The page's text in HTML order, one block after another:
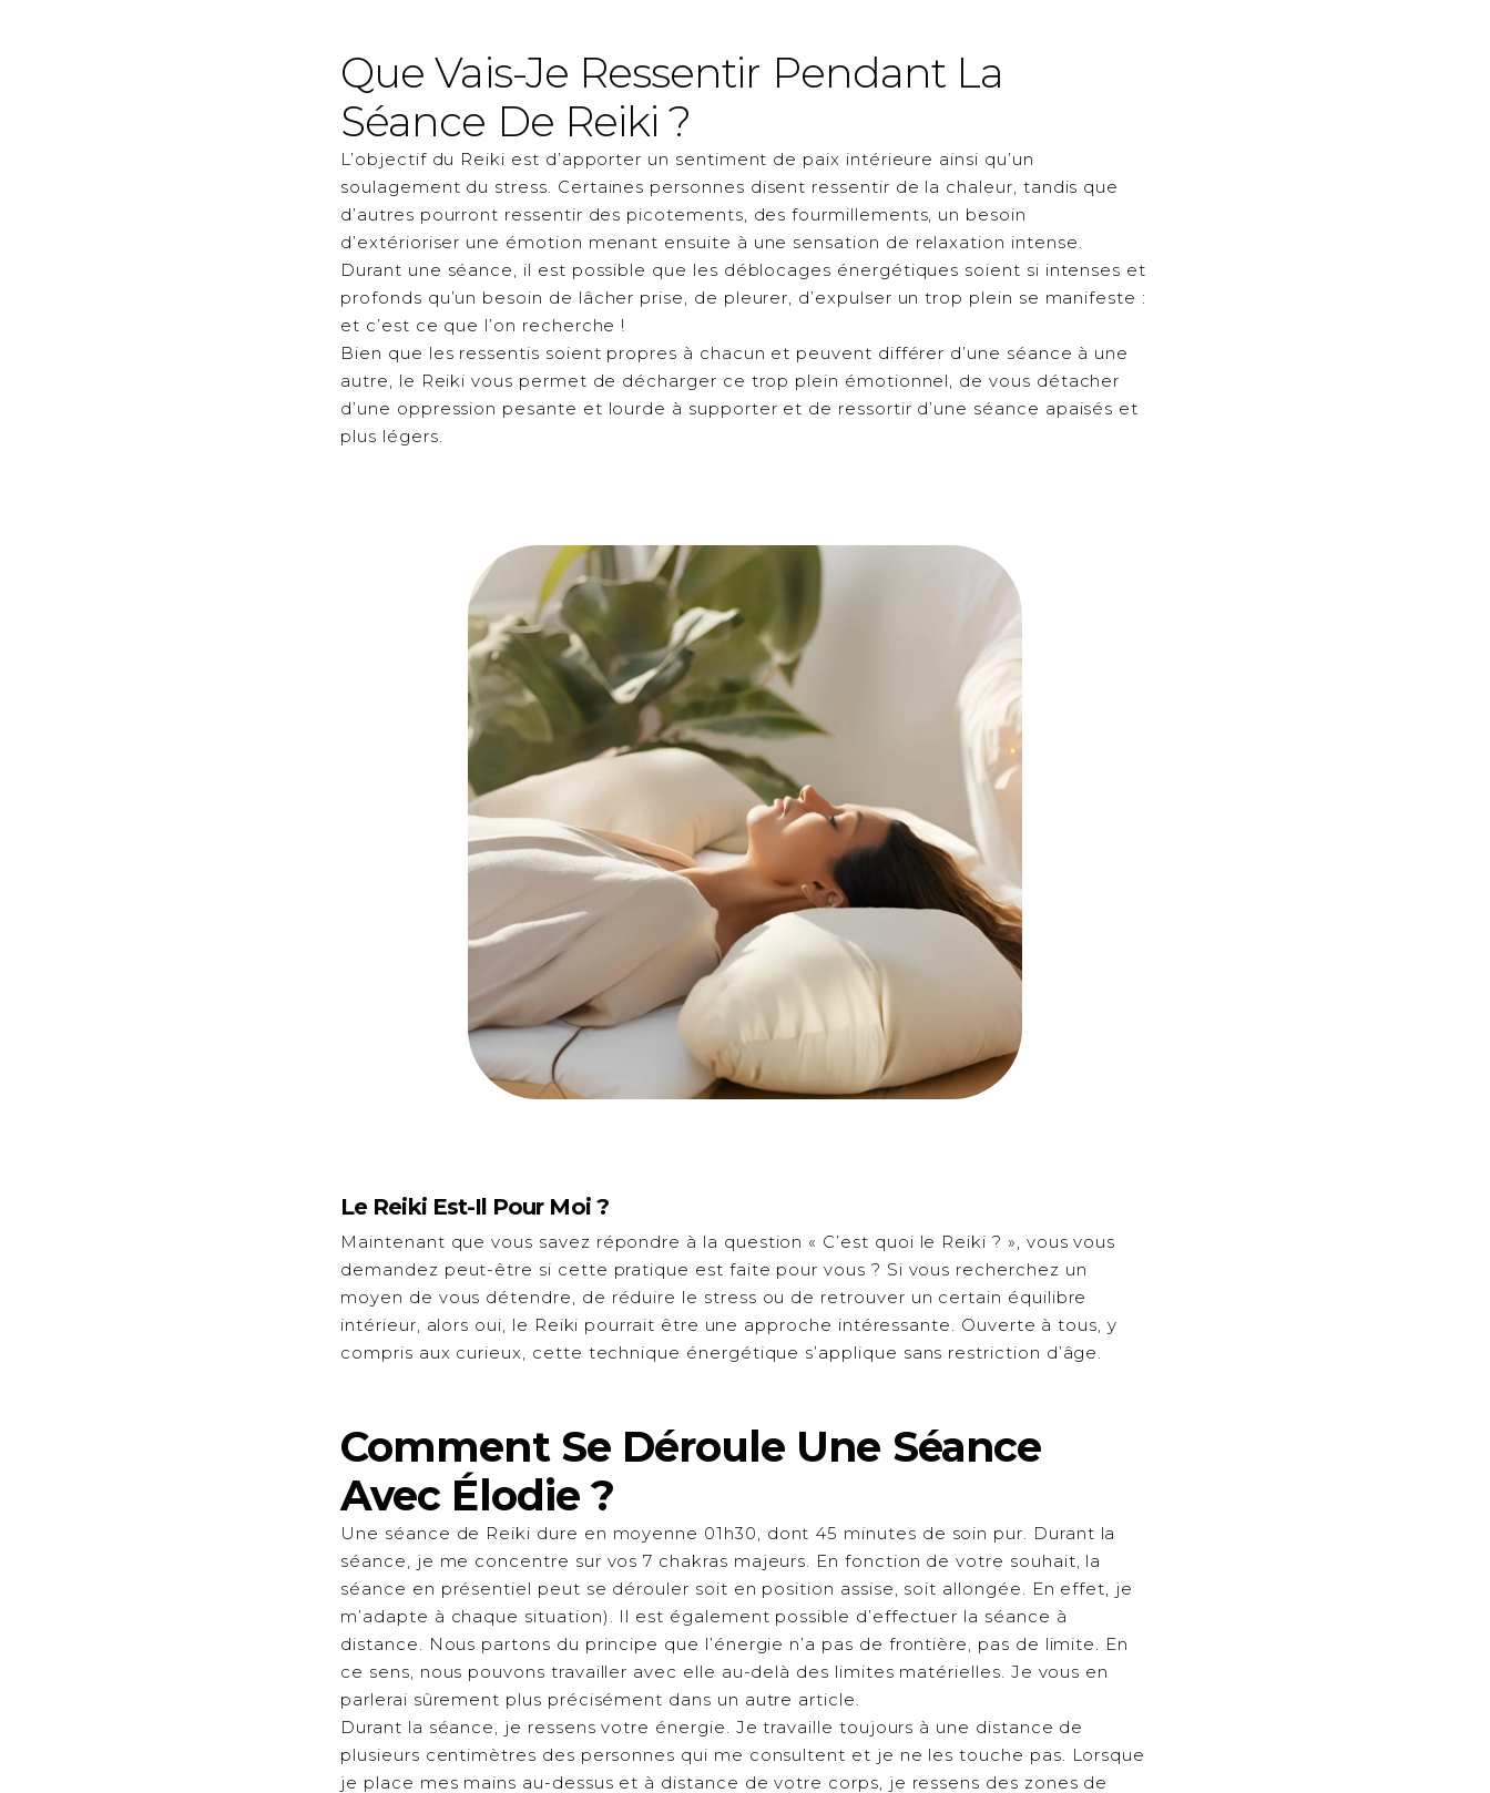
Que Vais-Je Ressentir Pendant La
Séance De Reiki ?
L’objectif du Reiki est d’apporter un sentiment de paix intérieure ainsi qu’un
soulagement du stress. Certaines personnes disent ressentir de la chaleur, tandis que
d’autres pourront ressentir des picotements, des fourmillements, un besoin
d’extérioriser une émotion menant ensuite à une sensation de relaxation intense.
Durant une séance, il est possible que les déblocages énergétiques soient si intenses et
profonds qu’un besoin de lâcher prise, de pleurer, d’expulser un trop plein se manifeste :
et c’est ce que l’on recherche !
Bien que les ressentis soient propres à chacun et peuvent différer d’une séance à une
autre, le Reiki vous permet de décharger ce trop plein émotionnel, de vous détacher
d’une oppression pesante et lourde à supporter et de ressortir d’une séance apaisés et
plus légers.
Le Reiki Est-Il Pour Moi ?
Maintenant que vous savez répondre à la question « C’est quoi le Reiki ? », vous vous
demandez peut-être si cette pratique est faite pour vous ? Si vous recherchez un
moyen de vous détendre, de réduire le stress ou de retrouver un certain équilibre
intérieur, alors oui, le Reiki pourrait être une approche intéressante. Ouverte à tous, y
compris aux curieux, cette technique énergétique s’applique sans restriction d’âge.
Comment Se Déroule Une Séance
Avec Élodie ?
Une séance de Reiki dure en moyenne 01h30, dont 45 minutes de soin pur. Durant la
séance, je me concentre sur vos 7 chakras majeurs. En fonction de votre souhait, la
séance en présentiel peut se dérouler soit en position assise, soit allongée. En effet, je
m’adapte à chaque situation). Il est également possible d’effectuer la séance à
distance. Nous partons du principe que l’énergie n’a pas de frontière, pas de limite. En
ce sens, nous pouvons travailler avec elle au-delà des limites matérielles. Je vous en
parlerai sûrement plus précisément dans un autre article.
Durant la séance, je ressens votre énergie. Je travaille toujours à une distance de
plusieurs centimètres des personnes qui me consultent et je ne les touche pas. Lorsque
je place mes mains au-dessus et à distance de votre corps, je ressens des zones de